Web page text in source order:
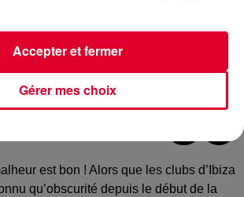
est bon ! Alors que les clubs d’Ibiza
qu’obscurité depuis le début de la
Gérer mes choix
Accepter et fermer